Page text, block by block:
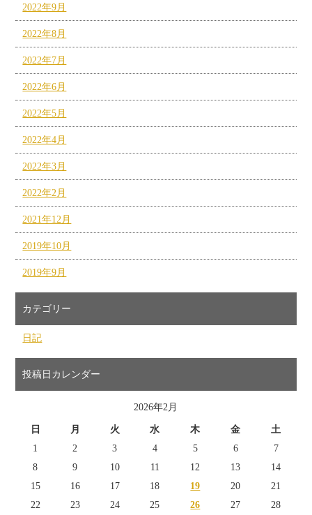
2022年9月
2022年8月
2022年7月
2022年6月
2022年5月
2022年4月
2022年3月
2022年2月
2021年12月
2019年10月
2019年9月
カテゴリー
日記
投稿日カレンダー
2026年2月
日 月 火 水 木 金
土
1
2 3 4 5 6
7
8
9 10 11 12 13
14
15
16 17 18 19 20
21
22
23 24 25 26 27 28